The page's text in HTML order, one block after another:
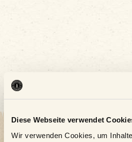
Diese Webseite verwendet
Wir verwenden Cookies, um